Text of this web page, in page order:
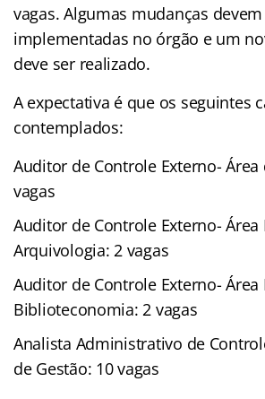
vagas. Algumas mudanças
implementadas no órgão e um
deve ser realizado.
A expectativa é que os seguintes
contemplados:
Auditor de Controle Externo-
vagas
Auditor de Controle Externo- Área
Arquivologia: 2 vagas
Auditor de Controle Externo- Área
Biblioteconomia: 2 vagas
Analista Administrativo de
de Gestão: 10 vagas